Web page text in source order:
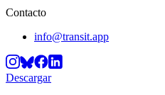
Contacto
info@transit.app
Descargar